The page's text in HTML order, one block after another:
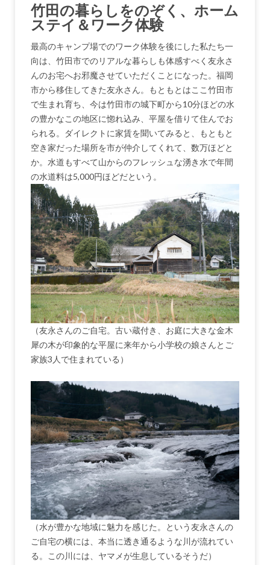
竹田の暮らしをのぞく、ホーム
ステイ＆ワーク体験
最高のキャンプ場でのワーク体験を後にした私たち一
向は、竹田市でのリアルな暮らしも体感すべく友永さ
んのお宅へお邪魔させていただくことになった。福岡
市から移住してきた友永さん。もともとはここ竹田市
で生まれ育ち、今は竹田市の城下町から10分ほどの水
の豊かなこの地区に惚れ込み、平屋を借りて住んでお
られる。ダイレクトに家賃を聞いてみると、もともと
空き家だった場所を市が仲介してくれて、数万ほどと
か。水道もすべて山からのフレッシュな湧き水で年間
の水道料は5,000円ほどだという。
（友永さんのご自宅。古い蔵付き、お庭に大きな金木
犀の木が印象的な平屋に来年から小学校の娘さんとご
家族3人で住まれている）
（水が豊かな地域に魅力を感じた。という友永さんの
ご自宅の横には、本当に透き通るような川が流れてい
る。この川には、ヤマメが生息しているそうだ）